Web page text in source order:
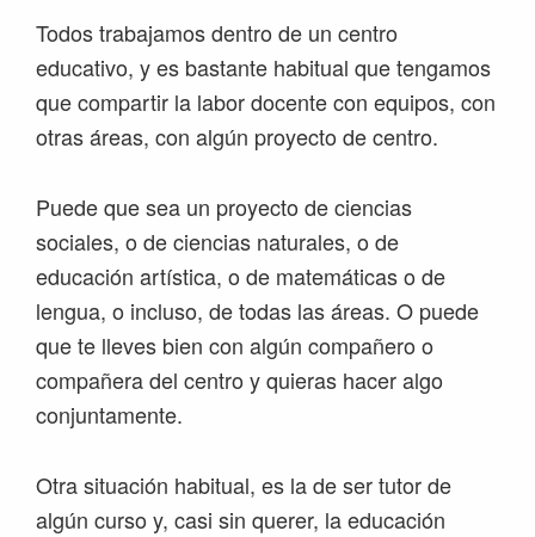
Todos trabajamos dentro de un centro
educativo, y es bastante habitual que tengamos
que compartir la labor docente con equipos, con
otras áreas, con algún proyecto de centro.
Puede que sea un proyecto de ciencias
sociales, o de ciencias naturales, o de
educación artística, o de matemáticas o de
lengua, o incluso, de todas las áreas. O puede
que te lleves bien con algún compañero o
compañera del centro y quieras hacer algo
conjuntamente.
Otra situación habitual, es la de ser tutor de
algún curso y, casi sin querer, la educación